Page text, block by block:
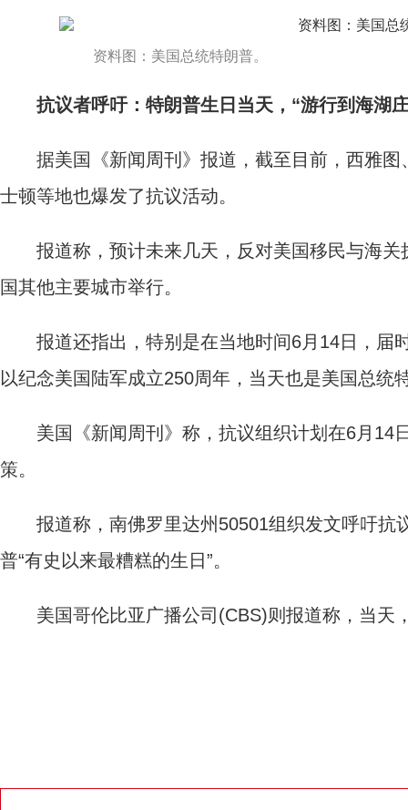
资料图：美国总统特朗普。
抗议者呼吁：特朗普生日当天，“游行到海湖
据美国《新闻周刊》报道，截至目前，西雅图
士顿等地也爆发了抗议活动。
报道称，预计未来几天，反对美国移民与海关
国其他主要城市举行。
报道还指出，特别是在当地时间6月14日，届
以纪念美国陆军成立250周年，当天也是美国总统
美国《新闻周刊》称，抗议组织计划在6月14
策。
报道称，南佛罗里达州50501组织发文呼吁抗
普“有史以来最糟糕的生日”。
美国哥伦比亚广播公司(CBS)则报道称，当天